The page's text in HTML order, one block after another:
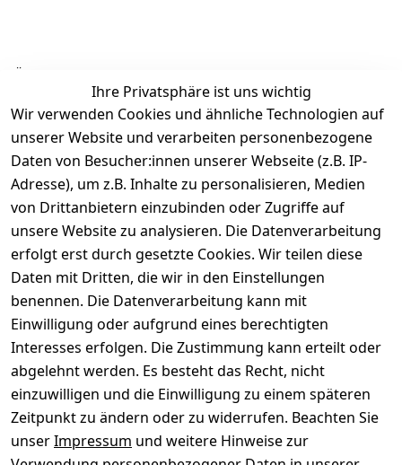
Ähnliche Produkte
Ihre Privatsphäre ist uns wichtig
Wir verwenden Cookies und ähnliche Technologien auf
unserer Website und verarbeiten personenbezogene
Daten von Besucher:innen unserer Webseite (z.B. IP-
Adresse), um z.B. Inhalte zu personalisieren, Medien
von Drittanbietern einzubinden oder Zugriffe auf
unsere Website zu analysieren. Die Datenverarbeitung
erfolgt erst durch gesetzte Cookies. Wir teilen diese
Daten mit Dritten, die wir in den Einstellungen
benennen. Die Datenverarbeitung kann mit
Einwilligung oder aufgrund eines berechtigten
Interesses erfolgen. Die Zustimmung kann erteilt oder
abgelehnt werden. Es besteht das Recht, nicht
einzuwilligen und die Einwilligung zu einem späteren
Zeitpunkt zu ändern oder zu widerrufen. Beachten Sie
unserImpressum und weitere Hinweise zur
Rechtliches
AGB
Impressum
Datenschutze
rklärung
Barrierefreihe
itserklärung
Widerrufsrec
ht
Über uns
Kontakt
Registrieren
Kataloge zum
Download
Pflege &
Kundendienst
Kiefermöbel
Hilfe
Wir
versenden
mit
Zahle
bequem per